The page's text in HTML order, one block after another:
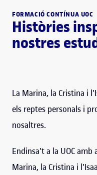
FORMACIÓ CONTÍNUA UOC
Històries
nostres
La Marina, la Cristina i
els reptes personals i
nosaltres.
Endinsa't a la UOC amb
Marina, la Cristina i